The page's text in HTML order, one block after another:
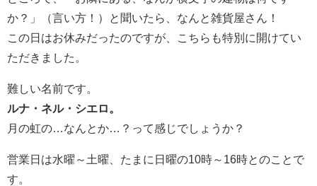
か？」（言い方！）と聞いたら、なんと雑貨屋さん！
この日はお休みだったのですが、こちらも特別に開けてい
ただきました。
難しい名前です。
ルナ・ネル・シエロ。
月の虹の…なんとか…？って感じでしょうか？
営業日は水曜～土曜、たまに日曜の10時～16時とのことで
す。